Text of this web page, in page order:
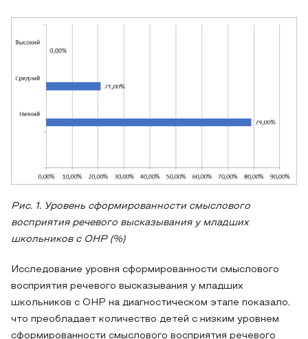
Рис. 1. Уровень сформированности смыслового
восприятия речевого высказывания у младших
школьников с ОНР (%)
Исследование уровня сформированности смыслового
восприятия речевого высказывания у младших
школьников с ОНР на диагностическом этапе показало,
что преобладает количество детей с низким уровнем
сформированности смыслового восприятия речевого